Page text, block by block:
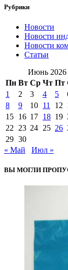
Рубрики
Новости
Новости
Новости
Статьи
Июнь 2026
Пн Вт Ср Чт Пт
1
2 3 4 5
8
9 10 11 12
15 16 17 18 19
22
23 24 25 26
29 30
« Май
Июл »
ВЫ МОГЛИ